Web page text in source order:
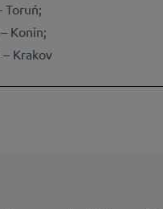
Toruń;
Konin;
Krakov